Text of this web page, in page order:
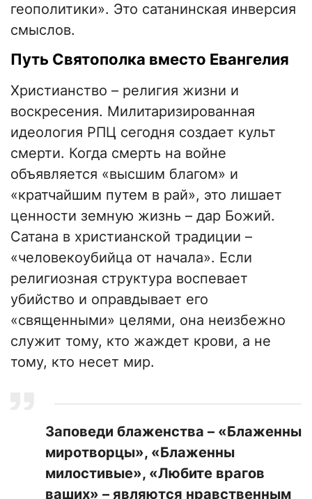
геополитики». Это сатанинская инверсия
смыслов.
​Путь Святополка вместо Евангелия
​Христианство – религия жизни и
воскресения. Милитаризированная
идеология РПЦ сегодня создает культ
смерти. Когда смерть на войне
объявляется «высшим благом» и
«кратчайшим путем в рай», это лишает
ценности земную жизнь – дар Божий.
Сатана в христианской традиции –
«человекоубийца от начала». Если
религиозная структура воспевает
убийство и оправдывает его
«священными» целями, она неизбежно
служит тому, кто жаждет крови, а не
тому, кто несет мир.
Заповеди блаженства – «Блаженны
миротворцы», «Блаженны
милостивые», «Любите врагов
ваших» – являются нравственным